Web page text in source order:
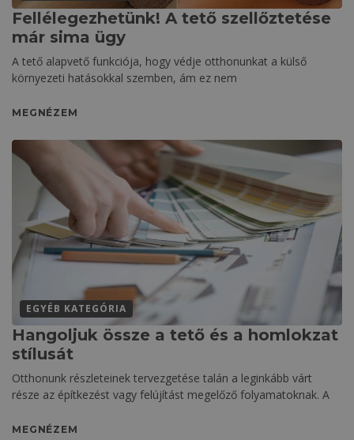
Fellélegezhetünk! A tető szellőztetése
már sima ügy
A tető alapvető funkciója, hogy védje otthonunkat a külső
környezeti hatásokkal szemben, ám ez nem
MEGNÉZEM
EGYÉB KATEGÓRIA
Hangoljuk össze a tető és a homlokzat
stílusát
Otthonunk részleteinek tervezgetése talán a leginkább várt
része az építkezést vagy felújítást megelőző folyamatoknak. A
MEGNÉZEM